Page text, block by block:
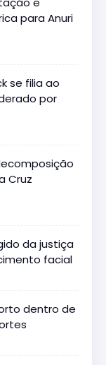
para Anuri
se filia ao
por
Cruz
da justiça
facial
dentro de